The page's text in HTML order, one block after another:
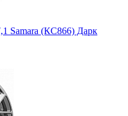
Samara (КС866) Дарк